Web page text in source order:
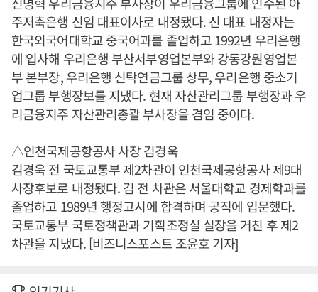
주저축은행 신임 대표이사로 내정됐다. 신 대표 내정자는
한국외국어대학교 중국어과를 졸업하고 1992년 우리은행
에 입사해 우리은행 부산서부영업본부와 강동강원영업본
부 본부장, 우리은행 신탁연금그룹 상무, 우리은행 중소기
업그룹 부행장보를 지냈다. 현재 자산관리그룹 부행장과 우
리금융지주 자산관리총괄 부사장을 겸임 중이다.
△인천국제공항공사 사장 김경욱
김경욱 전 국토교통부 제2차관이 인천국제공항공사 제9대
사장후보로 내정됐다. 김 전 차관은 서울대학교 경제학과를
졸업하고 1989년 행정고시에 합격하며 공직에 입문했다.
국토교통부 국토정책관과 기획조정실 실장을 거친 후 제2
차관을 지냈다. [비즈니스포스트 조윤호 기자]